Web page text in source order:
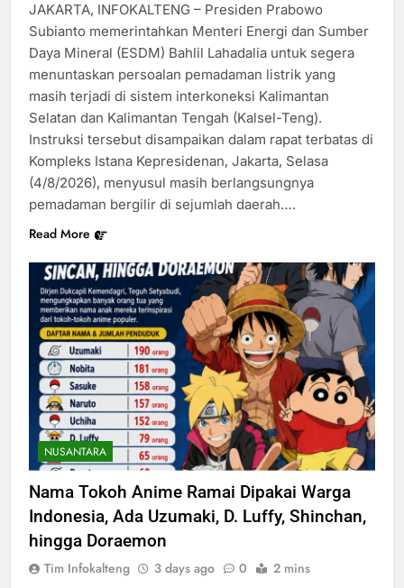
JAKARTA, INFOKALTENG – Presiden Prabowo
Subianto memerintahkan Menteri Energi dan Sumber
Daya Mineral (ESDM) Bahlil Lahadalia untuk segera
menuntaskan persoalan pemadaman listrik yang
masih terjadi di sistem interkoneksi Kalimantan
Selatan dan Kalimantan Tengah (Kalsel-Teng).
Instruksi tersebut disampaikan dalam rapat terbatas di
Kompleks Istana Kepresidenan, Jakarta, Selasa
(4/8/2026), menyusul masih berlangsungnya
pemadaman bergilir di sejumlah daerah….
Read More
NUSANTARA
Nama Tokoh Anime Ramai Dipakai Warga
Indonesia, Ada Uzumaki, D. Luffy, Shinchan,
hingga Doraemon
Tim Infokalteng 3 days ago 0 2 mins